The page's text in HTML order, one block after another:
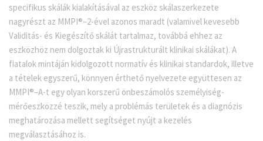
specifikus skálák kialakításával az eszköz skálaszerkezete
nagyrészt az MMPI®–2-ével azonos maradt (valamivel kevesebb
Validitás- és Kiegészítő skálát tartalmaz, továbbá ehhez az
eszközhöz nem dolgoztak ki Újrastrukturált klinikai skálákat). A
fiatalok mintáján kidolgozott normatív és klinikai standardok, illetve
a tételek egyszerű, könnyen érthető nyelvezete együttesen az
MMPI®–A-t egy olyan korszerű önbeszámolós személyiség-
mérőeszközzé teszik, mely a problémás területek és a diagnózis
meghatározása mellett segítséget nyújt a kezelés
megválasztásához is.